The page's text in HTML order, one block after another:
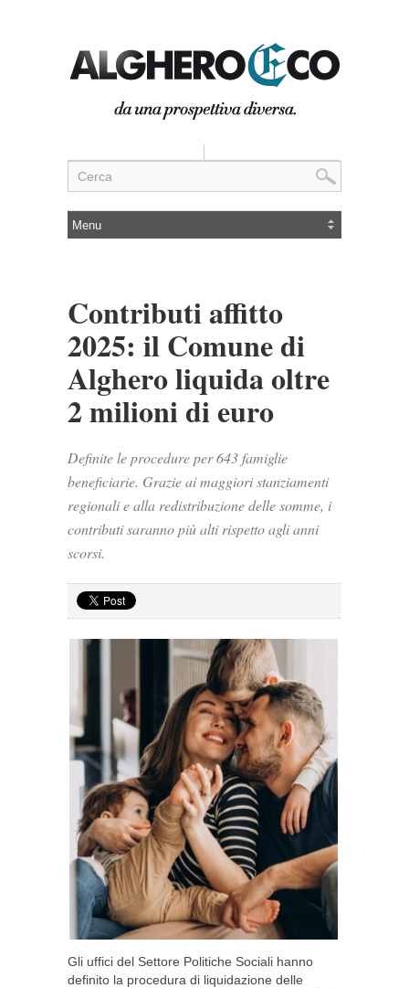
Contributi affitto
2025: il Comune di
Alghero liquida oltre
2 milioni di euro
Definite le procedure per 643 famiglie
beneficiarie. Grazie ai maggiori stanziamenti
regionali e alla redistribuzione delle somme, i
contributi saranno più alti rispetto agli anni
scorsi.
Gli uffici del Settore Politiche Sociali hanno
definito la procedura di liquidazione delle